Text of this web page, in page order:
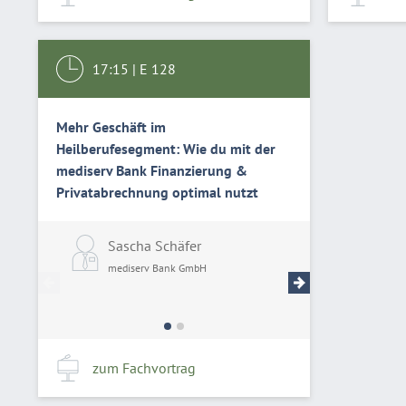
17:15 | E 128
Mehr Geschäft im
Heilberufesegment: Wie du mit der
mediserv Bank Finanzierung &
Privatabrechnung optimal nutzt
Sascha Schäfer
mediserv Bank GmbH
zum Fachvortrag